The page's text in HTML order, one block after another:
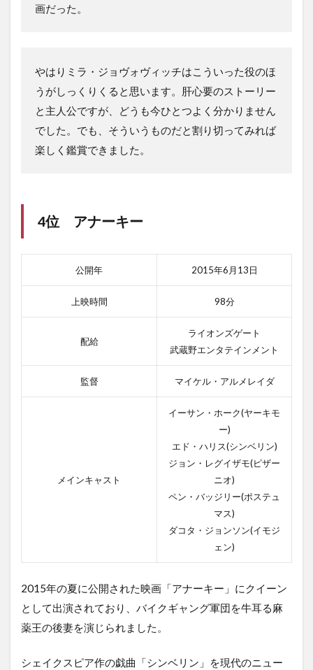
画だった。
やはりミラ・ジョヴォヴィッチはこういった役のほ
うがしっくりくると思います。肝心要のストーリー
と主人公ですが、どうも今ひとつよく分かりません
でした。でも、そういうものだと割り切ってみれば
楽しく鑑賞できました。
4位 アナーキー
公開年 2015年6月13日
上映時間 98分
配給
ライオンズゲート
武蔵野エンタテインメント
監督 マイケル・アルメレイダ
メインキャスト
イーサン・ホーク(ヤーキモ
ー)
エド・ハリス(シンベリン)
ジョン・レグイザモ(ピザー
ニオ)
ペン・バッジリー(ポステュ
マス)
ダコタ・ジョンソン(イモジ
ェン)
2015年の夏に公開された映画「アナーキー」にクイーン
として出演されており、バイクギャング軍団を牛耳る麻
薬王の後妻を演じられました。
シェイクスピア作の戯曲「シンベリン」を現代のニュー